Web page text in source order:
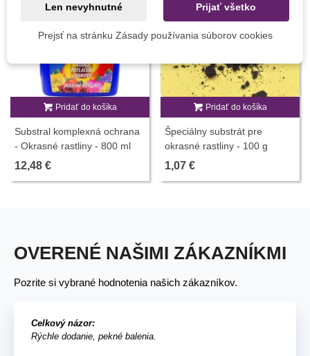
Pridať do košíka
Substral komplexná ochrana
- Okrasné rastliny - 800 ml
12,48 €
Pridať do košíka
Špeciálny substrát pre
okrasné rastliny - 100 g
1,07 €
OVERENÉ NAŠIMI ZÁKAZNÍKMI
Pozrite si vybrané hodnotenia našich zákazníkov.
Celkový názor:
Rýchle dodanie, pekné balenia.
Len nevyhnutné Prijať všetko
Prejsť na stránku Zásady používania súborov cookies